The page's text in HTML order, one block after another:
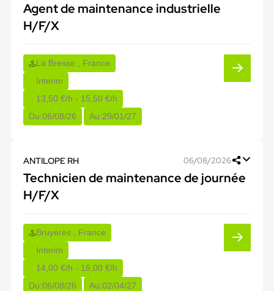
Agent de maintenance industrielle
H/F/X
La Bresse , France
Interim
13,50 €/h - 15,50 €/h
Du:06/08/26 Au:29/01/27
ANTILOPE RH 06/08/2026
Technicien de maintenance de journée
H/F/X
Bruyères , France
Interim
14,00 €/h - 16,00 €/h
Du:06/08/26 Au:02/04/27